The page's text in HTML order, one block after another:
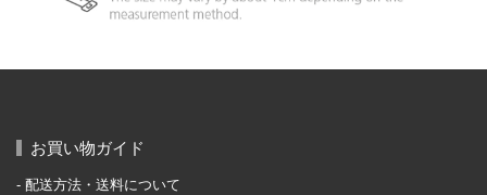
お買い物ガイド
配送方法・送料について